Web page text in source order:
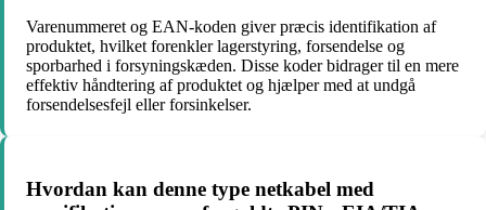
Varenummeret og EAN-koden giver præcis identifikation af
produktet, hvilket forenkler lagerstyring, forsendelse og
sporbarhed i forsyningskæden. Disse koder bidrager til en mere
effektiv håndtering af produktet og hjælper med at undgå
forsendelsesfejl eller forsinkelser.
Hvordan kan denne type netkabel med